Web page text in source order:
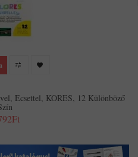
Ecsettel, KORES, 12 Különböző